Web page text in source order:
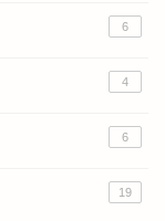
6
4
6
19